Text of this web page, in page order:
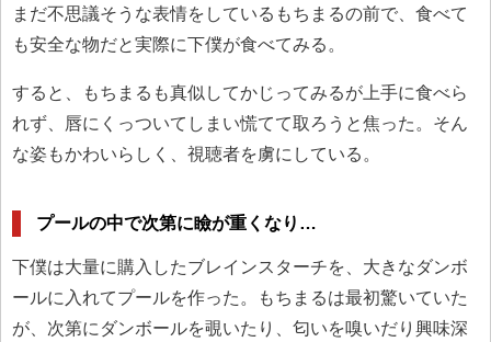
まだ不思議そうな表情をしているもちまるの前で、食べて
も安全な物だと実際に下僕が食べてみる。
すると、もちまるも真似してかじってみるが上手に食べら
れず、唇にくっついてしまい慌てて取ろうと焦った。そん
な姿もかわいらしく、視聴者を虜にしている。
プールの中で次第に瞼が重くなり…
下僕は大量に購入したブレインスターチを、大きなダンボ
ールに入れてプールを作った。もちまるは最初驚いていた
が、次第にダンボールを覗いたり、匂いを嗅いだり興味深